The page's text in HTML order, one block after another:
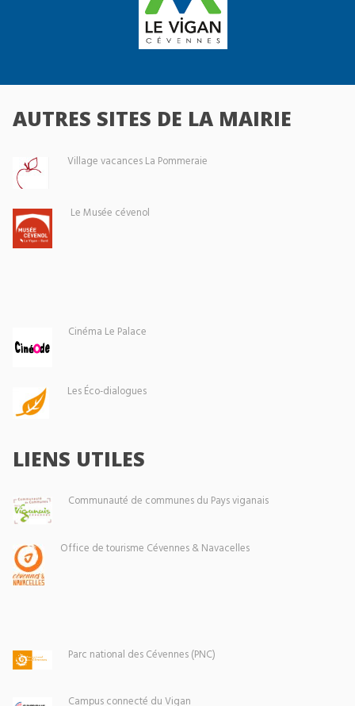
AUTRES SITES DE LA MAIRIE
Village vacances La Pommeraie
Le Musée cévenol
Cinéma Le Palace
Les Éco-dialogues
LIENS UTILES
Communauté de communes du Pays viganais
Office de tourisme Cévennes & Navacelles
Parc national des Cévennes (PNC)
Campus connecté du Vigan